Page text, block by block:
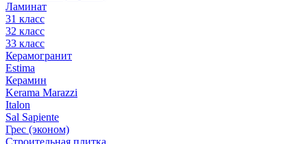
Ламинат
31 класс
32 класс
33 класс
Керамогранит
Estima
Керамин
Kerama Marazzi
Italon
Sal Sapiente
Грес (эконом)
Строительная плитка